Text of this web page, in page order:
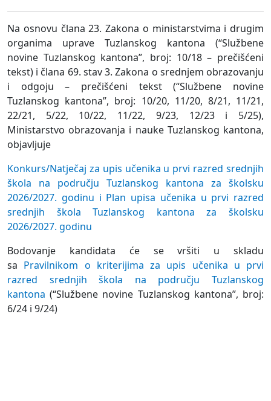
Na osnovu člana 23. Zakona o ministarstvima i drugim
organima uprave Tuzlanskog kantona (“Službene
novine Tuzlanskog kantona”, broj: 10/18 – prečišćeni
tekst) i člana 69. stav 3. Zakona o srednjem obrazovanju
i odgoju – prečišćeni tekst (“Službene novine
Tuzlanskog kantona”, broj: 10/20, 11/20, 8/21, 11/21,
22/21, 5/22, 10/22, 11/22, 9/23, 12/23 i 5/25),
Ministarstvo obrazovanja i nauke Tuzlanskog kantona,
objavljuje
Konkurs/Natječaj za upis učenika u prvi razred srednjih
škola na području Tuzlanskog kantona za školsku
2026/2027. godinu i Plan upisa učenika u prvi razred
srednjih škola Tuzlanskog kantona za školsku
2026/2027. godinu
Bodovanje kandidata će se vršiti u skladu
sa Pravilnikom o kriterijima za upis učenika u prvi
razred srednjih škola na području Tuzlanskog
kantona (“Službene novine Tuzlanskog kantona”, broj:
6/24 i 9/24)